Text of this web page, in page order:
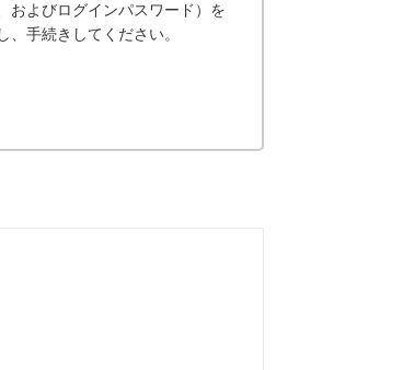
およびログインパスワード）を
手続きしてください。